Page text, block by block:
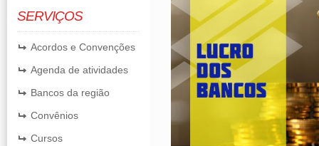
SERVIÇOS
Acordos e Convenções
Agenda de atividades
Bancos da região
Convênios
Cursos